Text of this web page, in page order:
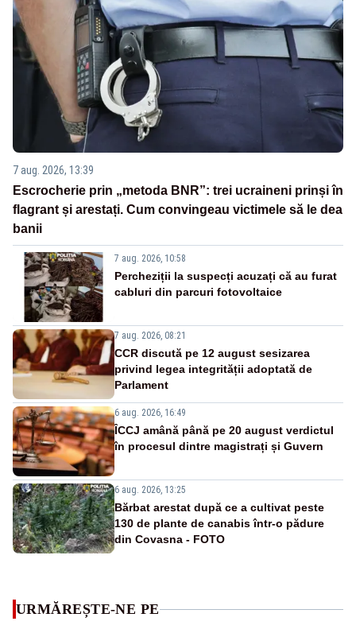
7 aug. 2026, 13:39
Escrocherie prin „metoda BNR”: trei ucraineni prinși în
flagrant și arestați. Cum convingeau victimele să le dea
banii
7 aug. 2026, 10:58
Percheziții la suspecți acuzați că au furat
cabluri din parcuri fotovoltaice
7 aug. 2026, 08:21
CCR discută pe 12 august sesizarea
privind legea integrității adoptată de
Parlament
6 aug. 2026, 16:49
ÎCCJ amână până pe 20 august verdictul
în procesul dintre magistrați și Guvern
6 aug. 2026, 13:25
Bărbat arestat după ce a cultivat peste
130 de plante de canabis într-o pădure
din Covasna - FOTO
URMĂREȘTE-NE PE